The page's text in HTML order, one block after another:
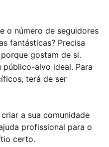
o número de seguidores
fantásticas? Precisa
gostam de si.
público-alvo ideal. Para
terá de ser
a sua comunidade
profissional para o
certo.